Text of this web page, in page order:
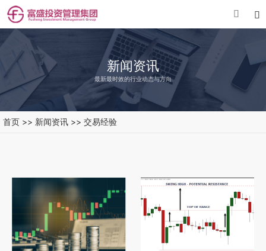


新闻资讯
最新最时效的行业动态与方向
首页 >> 新闻资讯 >> 交易经验